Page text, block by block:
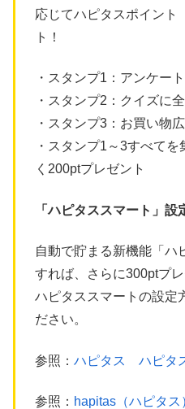
応じてハピタスポイント
ト！
・スタンプ1：アンケー
・スタンプ2：クイズに
・スタンプ3：お買い物
・スタンプ1～3すべて
く200ptプレゼント
「ハピタススマート」設
自動で貯まる新機能「ハ
すれば、さらに300ptプ
ハピタススマートの設定
ださい。
参照： ハピタス ハピタ
参照： hapitas（ハピタス